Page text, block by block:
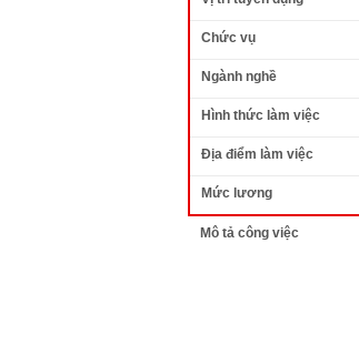
Chức vụ
Ngành nghề
Hình thức làm việc
Địa điểm làm việc
Mức lương
Mô tả công việc